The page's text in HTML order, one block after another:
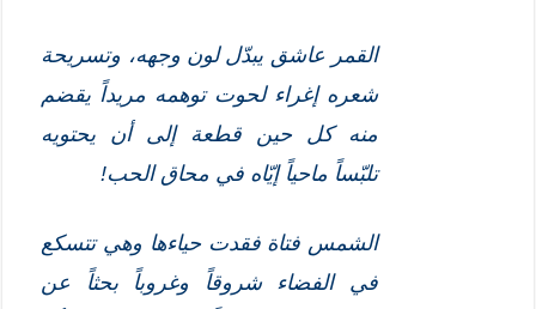
القمر عاشق يبدّل لون وجهه، وتسريحة
شعره إغراء لحوت توهمه مريداً يقضم
منه كل حين قطعة إلى أن يحتويه
تلبّساً ماحياً إيّاه في محاق الحب!
الشمس فتاة فقدت حياءها وهي تتسكع
في الفضاء شروقاً وغروباً بحثاً عن